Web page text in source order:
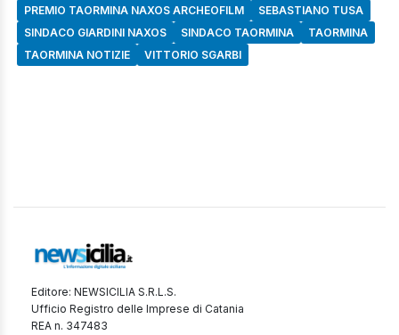
PREMIO TAORMINA NAXOS ARCHEOFILM
SEBASTIANO TUSA
SINDACO GIARDINI NAXOS
SINDACO TAORMINA
TAORMINA
TAORMINA NOTIZIE
VITTORIO SGARBI
Editore: NEWSICILIA S.R.L.S.
Ufficio Registro delle Imprese di Catania
REA n. 347483